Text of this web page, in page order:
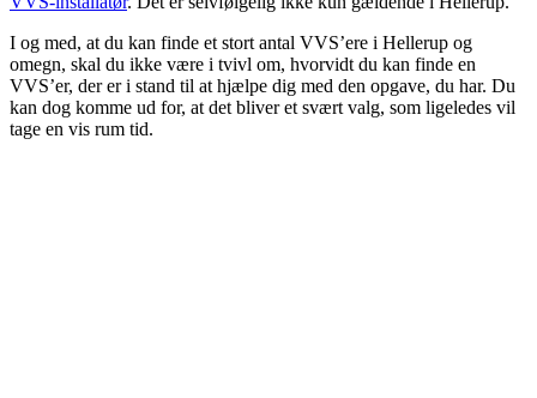
I og med, at du kan finde et stort antal VVS’ere i Hellerup og
omegn, skal du ikke være i tvivl om, hvorvidt du kan finde en
VVS’er, der er i stand til at hjælpe dig med den opgave, du har. Du
kan dog komme ud for, at det bliver et svært valg, som ligeledes vil
tage en vis rum tid.